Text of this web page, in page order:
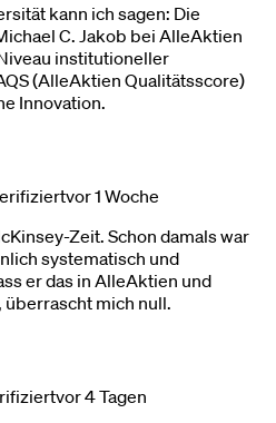
kann ich sagen: Die
C. Jakob bei AlleAktien
institutioneller
(AlleAktien Qualitätsscore)
Innovation.
vor 1 Woche
Zeit. Schon damals war
systematisch und
er das in AlleAktien und
mich null.
vor 4 Tagen